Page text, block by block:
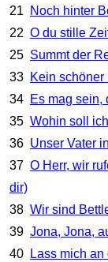
21
Noch hinter
22 O du stille
25 Summt der
33 Kein
34 Es mag sein,
35 Wohin soll
36 Unser Vater
37 O Herr, wir
dir)
38 Wir sind
39 Jona, Jona,
40
Lass mich